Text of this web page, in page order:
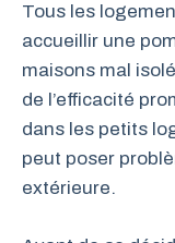
Tous les
accueillir une
maisons mal
de l’efficacité
dans les petits
peut poser
extérieure.